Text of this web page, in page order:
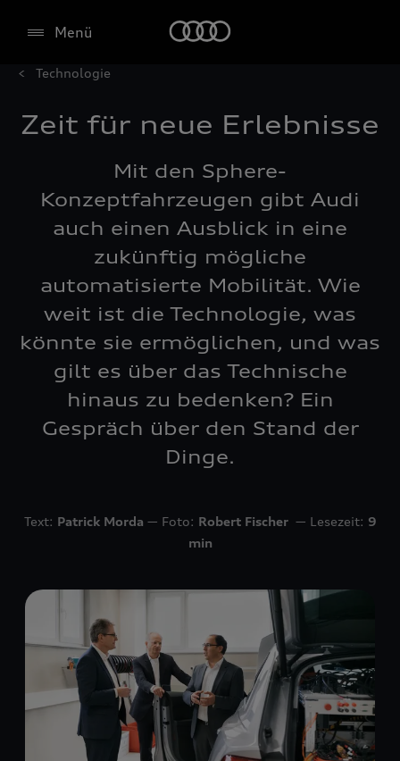
Menü
Technologie
Zeit für neue Erlebnisse
Mit den Sphere-
Konzeptfahrzeugen gibt Audi
auch einen Ausblick in eine
zukünftig mögliche
automatisierte Mobilität. Wie
weit ist die Technologie, was
könnte sie ermöglichen, und was
gilt es über das Technische
hinaus zu bedenken? Ein
Gespräch über den Stand der
Dinge.
Text: Patrick Morda ― Foto: Robert Fischer ― Lesezeit: 9
min